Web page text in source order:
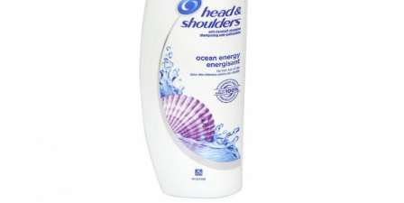
Detergent pardoseala
Echipamente de curăţenie
Folie aluminiu,folie alimentara